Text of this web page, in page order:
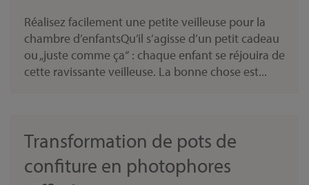
Réalisez facilement une petite veilleuse pour la
chambre d’enfantsQu’il s’agisse d’un petit cadeau
ou „juste comme ça“ : chaque enfant se réjouira de
cette ravissante veilleuse. La bonne chose est...
Transformation de pots de
confiture en photophores